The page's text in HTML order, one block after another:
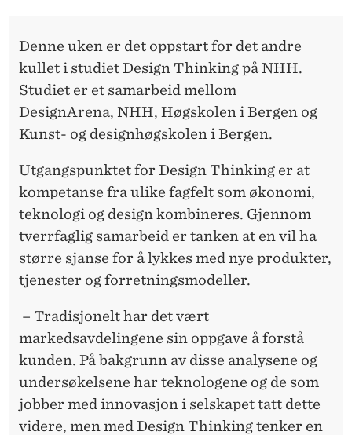
Denne uken er det oppstart for det andre
kullet i studiet Design Thinking på NHH.
Studiet er et samarbeid mellom
DesignArena, NHH, Høgskolen i Bergen og
Kunst- og designhøgskolen i Bergen.
Utgangspunktet for Design Thinking er at
kompetanse fra ulike fagfelt som økonomi,
teknologi og design kombineres. Gjennom
tverrfaglig samarbeid er tanken at en vil ha
større sjanse for å lykkes med nye produkter,
tjenester og forretningsmodeller.
– Tradisjonelt har det vært
markedsavdelingene sin oppgave å forstå
kunden. På bakgrunn av disse analysene og
undersøkelsene har teknologene og de som
jobber med innovasjon i selskapet tatt dette
videre, men med Design Thinking tenker en